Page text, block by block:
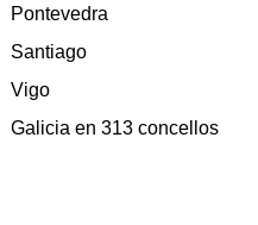
Pontevedra
Santiago
Vigo
Galicia en 313 concellos